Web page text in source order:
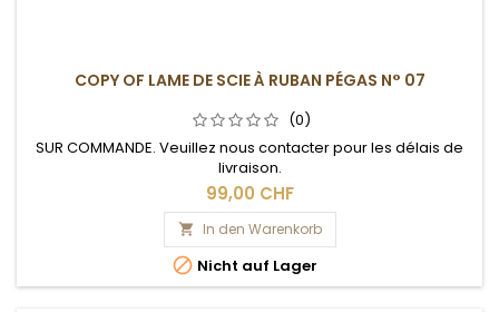
COPY OF LAME DE SCIE À RUBAN PÉGAS N° 07
(0)
SUR COMMANDE. Veuillez nous contacter pour les délais de
livraison.
99,00 CHF
 In den Warenkorb
 Nicht auf Lager